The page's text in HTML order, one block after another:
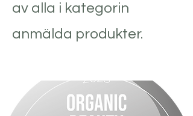
av alla i kategorin
anmälda produkter.